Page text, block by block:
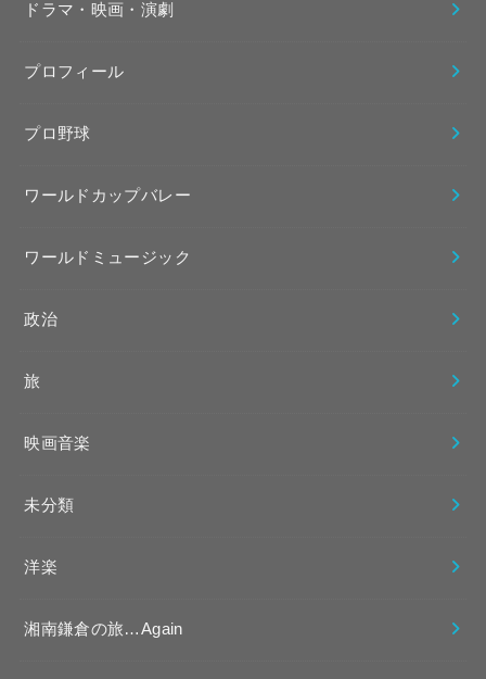
ドラマ・映画・演劇
プロフィール
プロ野球
ワールドカップバレー
ワールドミュージック
政治
旅
映画音楽
未分類
洋楽
湘南鎌倉の旅…Again